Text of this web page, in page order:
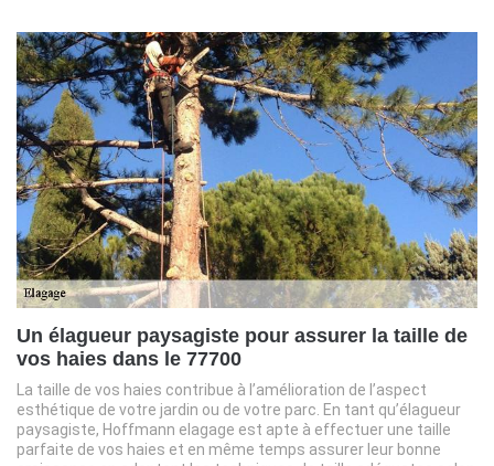
Un élagueur paysagiste pour assurer la taille de
vos haies dans le 77700
La taille de vos haies contribue à l’amélioration de l’aspect
esthétique de votre jardin ou de votre parc. En tant qu’élagueur
paysagiste, Hoffmann elagage est apte à effectuer une taille
parfaite de vos haies et en même temps assurer leur bonne